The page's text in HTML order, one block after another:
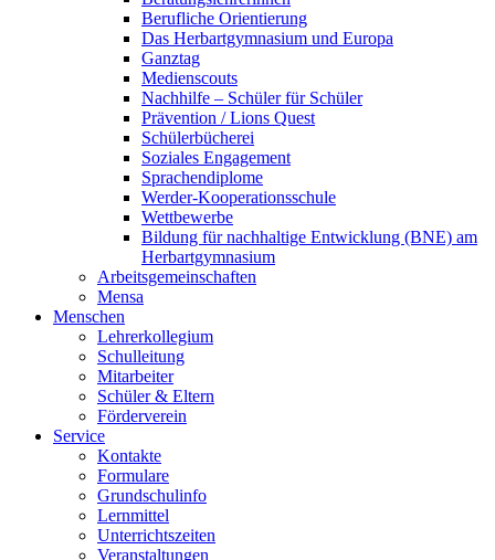
Berufliche Orientierung
Das Herbartgymnasium und Europa
Ganztag
Medienscouts
Nachhilfe – Schüler für Schüler
Prävention / Lions Quest
Schülerbücherei
Soziales Engagement
Sprachendiplome
Werder-Kooperationsschule
Wettbewerbe
Bildung für nachhaltige Entwicklung (BNE) am
Herbartgymnasium
Arbeitsgemeinschaften
Mensa
Menschen
Lehrerkollegium
Schulleitung
Mitarbeiter
Schüler & Eltern
Förderverein
Service
Kontakte
Formulare
Grundschulinfo
Lernmittel
Unterrichtszeiten
Veranstaltungen